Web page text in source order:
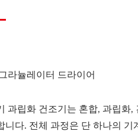
라뉼레이터 드라이어
과립화 건조기는 혼합, 과립화,
니다. 전체 과정은 단 하나의 기